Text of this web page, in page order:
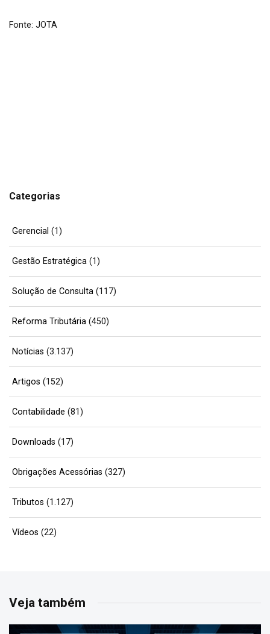
Fonte: JOTA
Categorias
Gerencial (1)
Gestão Estratégica (1)
Solução de Consulta (117)
Reforma Tributária (450)
Notícias (3.137)
Artigos (152)
Contabilidade (81)
Downloads (17)
Obrigações Acessórias (327)
Tributos (1.127)
Vídeos (22)
Veja também